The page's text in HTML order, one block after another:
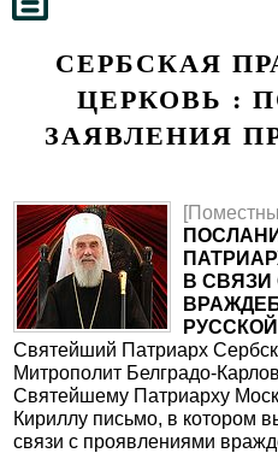
СЕРБСКАЯ
ЦЕРКОВЬ :
ЗАЯВЛЕНИЯ
В
Святейший Патриарх
Митрополит Белградо-
Святейшему Патриарху
Кириллу письмо, в котором
связи с проявлениями